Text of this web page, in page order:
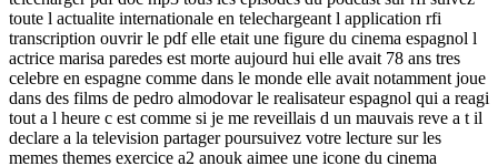
toute l actualite internationale en telechargeant l application rfi
transcription ouvrir le pdf elle etait une figure du cinema espagnol l
actrice marisa paredes est morte aujourd hui elle avait 78 ans tres
celebre en espagne comme dans le monde elle avait notamment joue
dans des films de pedro almodovar le realisateur espagnol qui a reagi
tout a l heure c est comme si je me reveillais d un mauvais reve a t il
declare a la television partager poursuivez votre lecture sur les
memes themes exercice a2 anouk aimee une icone du cinema